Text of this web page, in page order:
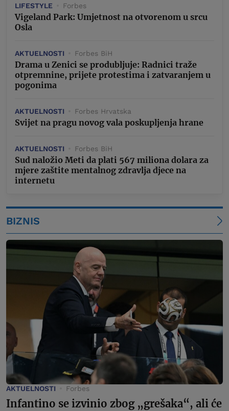
LIFESTYLE Forbes
Vigeland Park: Umjetnost na otvorenom u srcu
Osla
AKTUELNOSTI Forbes BiH
Drama u Zenici se produbljuje: Radnici traže
otpremnine, prijete protestima i zatvaranjem u
pogonima
AKTUELNOSTI Forbes Hrvatska
Svijet na pragu novog vala poskupljenja hrane
AKTUELNOSTI Forbes BiH
Sud naložio Meti da plati 567 miliona dolara za
mjere zaštite mentalnog zdravlja djece na
internetu
BIZNIS
AKTUELNOSTI Forbes
Infantino se izvinio zbog „grešaka“, ali će